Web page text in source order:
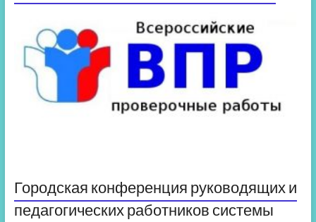
Городская конференция руководящих и
педагогических работников системы